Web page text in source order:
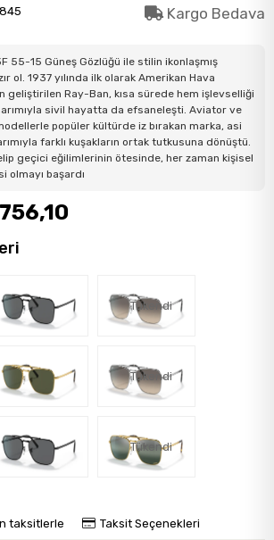
Kargo Bedava
55-15 Güneş Gözlüğü ile stilin ikonlaşmış
ol. 1937 yılında ilk olarak Amerikan Hava
geliştirilen Ray-Ban, kısa sürede hem işlevselliği
sivil hayatta da efsaneleşti. Aviator ve
popüler kültürde iz bırakan marka, asi
farklı kuşakların ortak tutkusuna dönüştü.
geçici eğilimlerinin ötesinde, her zaman kişisel
olmayı başardı
Tükendi
Tükendi
Tükendi
taksitlerle Taksit Seçenekleri